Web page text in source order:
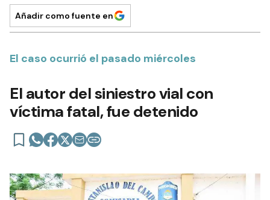
Añadir como fuente en
El caso ocurrió el pasado miércoles
El autor del siniestro vial con
víctima fatal, fue detenido